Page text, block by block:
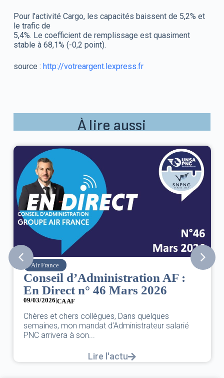
Pour l'activité Cargo, les capacités baissent de 5,2% et
le trafic de
5,4%. Le coefficient de remplissage est quasiment
stable à 68,1% (-0,2 point).
source : http://votreargent.lexpress.fr
À lire aussi
Air France
Conseil d’Administration AF :
En Direct n° 46 Mars 2026
09/03/2026|CA AF
Chères et chers collègues, Dans quelques
semaines, mon mandat d’Administrateur salarié
PNC arrivera à son...
Lire l'actu